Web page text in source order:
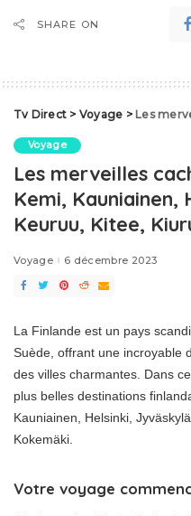
SHARE ON
Tv Direct > Voyage > Les merveilles cachées
Voyage
Les merveilles
Kemi, Kauniainen,
Keuruu, Kitee,
Voyage 6 décembre 2023
La Finlande est un pays
Suède, offrant une incroyable
des villes charmantes. Dans
plus belles destinations
Kauniainen, Helsinki,
Kokemäki.
Votre voyage